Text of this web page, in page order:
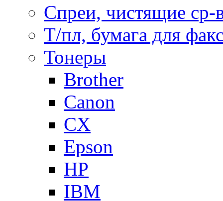
Спреи, чистящие ср-
Т/пл, бумага для
Тонеры
Brother
Canon
CX
Epson
HP
IBM